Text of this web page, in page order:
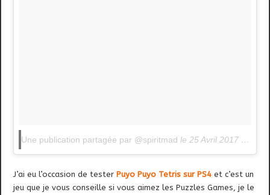
Une publication partagée par @spiritmad le25 Avril 2017 à 11h08 PDT
J’ai eu l’occasion de testerPuyo Puyo Tetris sur PS4 et c’est un
jeu que je vous conseille si vous aimez les Puzzles Games, je le